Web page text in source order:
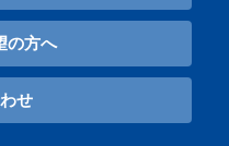
の方へ
せ